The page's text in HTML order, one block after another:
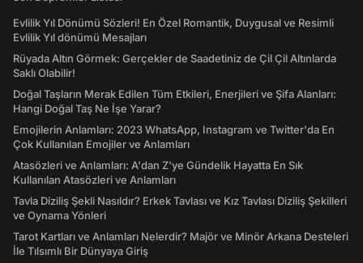
Evlilik Yıl Dönümü Sözleri! En Özel Romantik, Duygusal ve Resimli
Evlilik Yıl dönümü Mesajları
Rüyada Altın Görmek: Gerçekler de Saadetiniz de Çil Çil Altınlarda
Saklı Olabilir!
Doğal Taşların Merak Edilen Tüm Etkileri, Enerjileri ve Şifa Alanları:
Hangi Doğal Taş Ne İşe Yarar?
Emojilerin Anlamları: 2023 WhatsApp, Instagram ve Twitter'da En
Çok Kullanılan Emojiler ve Anlamları
Atasözleri ve Anlamları: A'dan Z'ye Gündelik Hayatta En Sık
Kullanılan Atasözleri ve Anlamları
Tavla Diziliş Şekli Nasıldır? Erkek Tavlası ve Kız Tavlası Diziliş Şekilleri
ve Oynama Yönleri
Tarot Kartları ve Anlamları Nelerdir? Majör ve Minör Arkana Desteleri
İle Tılsımlı Bir Dünyaya Giriş